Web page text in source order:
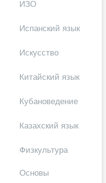
ИЗО
Испанский язык
Искусство
Китайский язык
Кубановедение
Казахский язык
Физкультура
Основы